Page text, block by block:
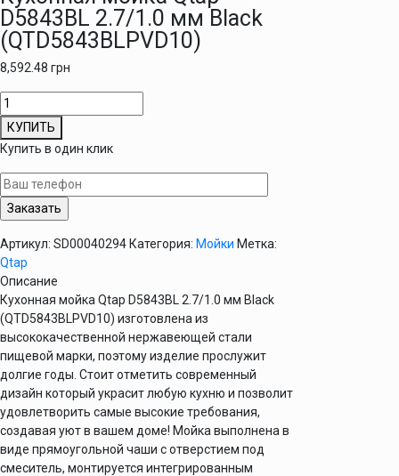
D5843BL 2.7/1.0 мм Black
(QTD5843BLPVD10)
8,592.48 грн
Количество
товара
Кухонная
мойка
Qtap
D5843BL
2.7/1.0
Black
(QTD5843BLPVD10)
КУПИТЬ
Купить в один клик
Артикул: SD00040294 Категория: Мойки Метка:
Qtap
Описание
Кухонная мойка Qtap D5843BL 2.7/1.0 мм Black
(QTD5843BLPVD10) изготовлена из
высококачественной нержавеющей стали
пищевой марки, поэтому изделие прослужит
долгие годы. Стоит отметить современный
дизайн который украсит любую кухню и позволит
удовлетворить самые высокие требования,
создавая уют в вашем доме! Мойка выполнена в
виде прямоугольной чаши с отверстием под
смеситель, монтируется интегрированным